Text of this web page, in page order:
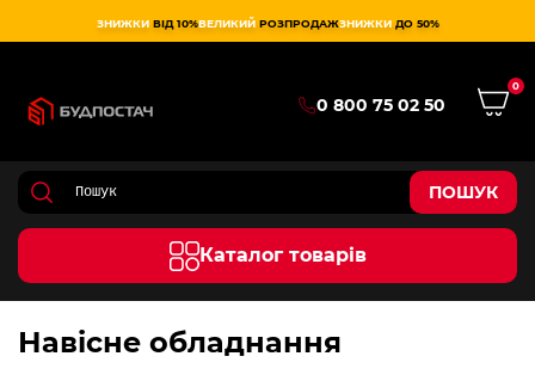
ЗНИЖКИ ВІД 10%ВЕЛИКИЙ РОЗПРОДАЖЗНИЖКИ ДО 50%
0 800 75 02 50
0
ПОШУК
Каталог товарів
Навісне обладнання